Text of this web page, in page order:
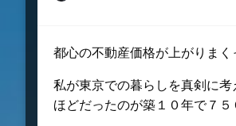
都心の不動産価格が上がりまく
私が東京での暮らしを真剣に
ほどだったのが築１０年で７５